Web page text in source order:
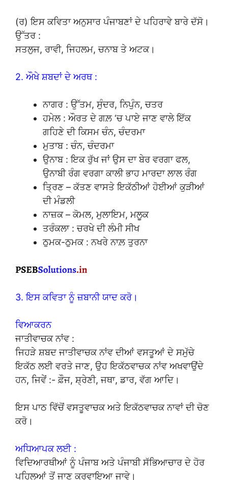
(ਰ) ਇਸ ਕਵਿਤਾ ਅਨੁਸਾਰ ਪੰਜਾਬਣਾਂ ਦੇ ਪਹਿਰਾਵੇ ਬਾਰੇ ਦੱਸੋ।
ਉੱਤਰ :
ਸਤਲੁਜ, ਰਾਵੀ, ਜਿਹਲਮ, ਚਨਾਬ ਤੇ ਅਟਕ।
2. ਔਖੇ ਸ਼ਬਦਾਂ ਦੇ ਅਰਥ :
ਨਾਗਰ : ਉੱਤਮ, ਸੁੰਦਰ, ਨਿਪੁੰਨ, ਚਤਰ
ਹਮੇਲ : ਔਰਤ ਦੇ ਗਲ਼ ‘ਚ ਪਾਏ ਜਾਣ ਵਾਲੇ ਇੱਕ
ਗਹਿਣੇ ਦੀ ਕਿਸਮ ਚੰਨ, ਚੰਦਰਮਾ
ਮੁਤਾਬ : ਚੰਨ, ਚੰਦਰਮਾ
ਉਨਾਬ : ਇਕ ਰੁੱਖ ਜਾਂ ਉਸ ਦਾ ਬੇਰ ਵਰਗਾ ਫਲ,
ਉਨਾਬੀ ਰੰਗ ਵਰਗਾ ਕਾਲੀ ਭਾਹ ਮਾਰਦਾ ਲਾਲ ਰੰਗ
ਤ੍ਰਿਣ – ਕੱਤਣ ਵਾਸਤੇ ਇਕੱਠੀਆਂ ਹੋਈਆਂ ਕੁੜੀਆਂ
ਦੀ ਮੰਡਲੀ
ਨਾਜ਼ਕ – ਕੋਮਲ, ਮੁਲਾਇਮ, ਮਲੂਕ
ਤਰੰਕਲਾ : ਚਰਖੇ ਦੀ ਲੰਮੀ ਸੀਖ
ਠੁਮਕ-ਠੁਮਕ : ਨਖਰੇ ਨਾਲ਼ ਤੁਰਨਾ
3. ਇਸ ਕਵਿਤਾ ਨੂੰ ਜ਼ਬਾਨੀ ਯਾਦ ਕਰੋ।
ਵਿਆਕਰਨ
ਜਾਤੀਵਾਚਕ ਨਾਂਵ :
ਜਿਹੜੇ ਸ਼ਬਦ ਜਾਤੀਵਾਚਕ ਨਾਂਵ ਦੀਆਂ ਵਸਤੂਆਂ ਦੇ ਸਮੁੱਚੇ
ਇਕੱਠ ਲਈ ਵਰਤੇ ਜਾਣ, ਉਹ ਇਕੱਠਵਾਚਕ ਨਾਂਵ ਅਖਵਾਉਂਦੇ
ਹਨ, ਜਿਵੇਂ :- ਫ਼ੌਜ, ਸ਼੍ਰੇਣੀ, ਜਥਾ, ਡਾਰ, ਵੱਗ ਆਦਿ।
ਇਸ ਪਾਠ ਵਿੱਚੋਂ ਵਸਤੂਵਾਚਕ ਅਤੇ ਇਕੱਠਵਾਚਕ ਨਾਵਾਂ ਦੀ ਚੋਣ
ਕਰੋ।
ਅਧਿਆਪਕ ਲਈ :
ਵਿਦਿਆਰਥੀਆਂ ਨੂੰ ਪੰਜਾਬ ਅਤੇ ਪੰਜਾਬੀ ਸੱਭਿਆਚਾਰ ਦੇ ਹੋਰ
ਪਹਿਲੂਆਂ ਤੋਂ ਜਾਣੂ ਕਰਵਾਇਆ ਜਾਵੇ।